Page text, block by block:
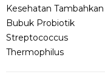
Kesehatan Tambahkan
Bubuk Probiotik
Streptococcus
Thermophilus